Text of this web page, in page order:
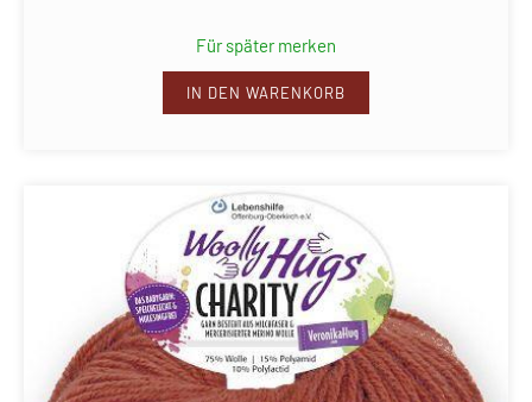
Für später merken
IN DEN WARENKORB